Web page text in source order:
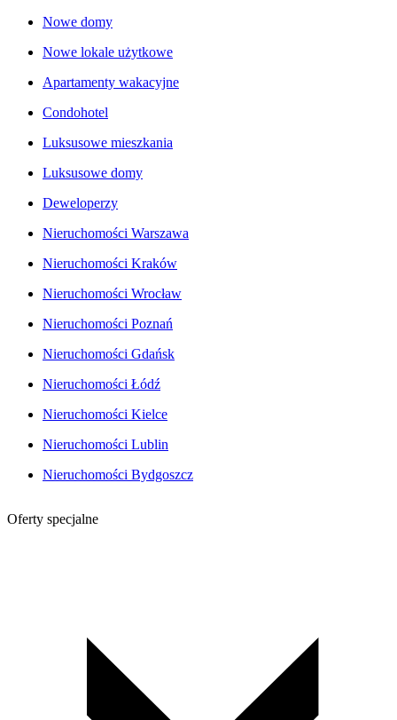
Nowe domy
Nowe lokale użytkowe
Apartamenty wakacyjne
Condohotel
Luksusowe mieszkania
Luksusowe domy
Deweloperzy
Nieruchomości Warszawa
Nieruchomości Kraków
Nieruchomości Wrocław
Nieruchomości Poznań
Nieruchomości Gdańsk
Nieruchomości Łódź
Nieruchomości Kielce
Nieruchomości Lublin
Nieruchomości Bydgoszcz
Oferty specjalne